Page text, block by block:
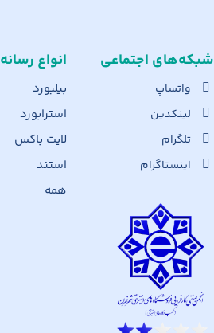
انواع رسانه
بیلبورد
استرابورد
لایت باکس
استند
همه
شبکه‌های اجت​ماعی
واتساپ
لینکدین
تلگرام
اینستاگرام